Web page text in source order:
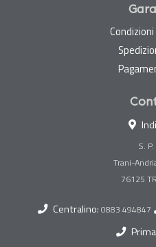
S.
Trani-
Centralino: 0883 494847